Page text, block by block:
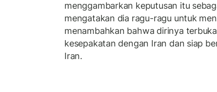
menggambarkan keputusan itu
mengatakan dia ragu-ragu untuk
menambahkan bahwa dirinya
kesepakatan dengan Iran dan siap
Iran.